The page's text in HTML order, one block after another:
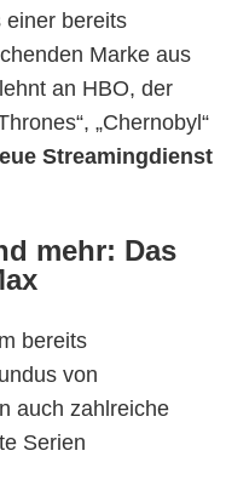
einer bereits
Marke aus
an HBO, der
„Chernobyl“
Streamingdienst
mehr: Das
bereits
von
auch zahlreiche
Serien